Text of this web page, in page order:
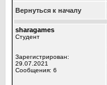
Вернуться к началу
sharagames
Студент
Зарегистрирован:
29.07.2021
Сообщения: 6